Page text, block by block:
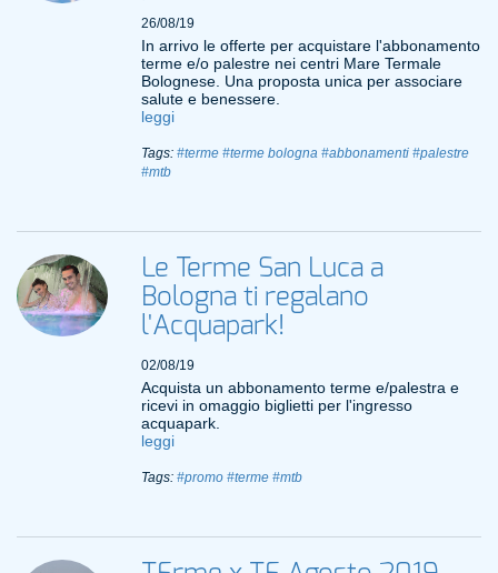
26/08/19
In arrivo le offerte per acquistare l'abbonamento
terme e/o palestre nei centri Mare Termale
Bolognese. Una proposta unica per associare
salute e benessere.
leggi
Tags: #terme #terme bologna #abbonamenti #palestre
#mtb
Le Terme San Luca a
Bologna ti regalano
l'Acquapark!
02/08/19
Acquista un abbonamento terme e/palestra e
ricevi in omaggio biglietti per l'ingresso
acquapark.
leggi
Tags: #promo #terme #mtb